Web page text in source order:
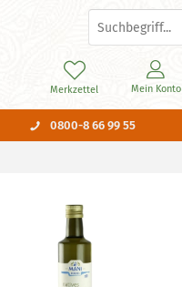
0800-8 66 99 55
Merkzettel Mein Konto